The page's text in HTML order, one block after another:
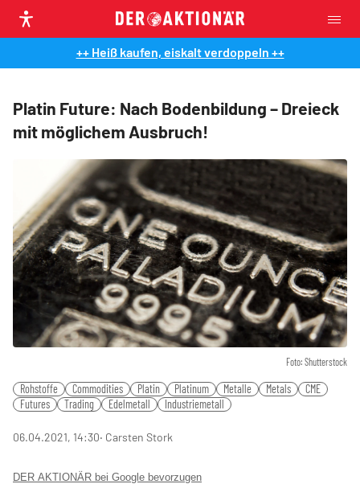
++ Heiß kaufen, eiskalt verdoppeln ++
Platin Future: Nach Bodenbildung – Dreieck
mit möglichem Ausbruch!
Foto: Shutterstock
Rohstoffe Commodities Platin Platinum Metalle Metals
CME
Futures
Trading Edelmetall Industriemetall
06.04.2021, 14:30‧ Carsten Stork
DER AKTIONÄR bei Google bevorzugen